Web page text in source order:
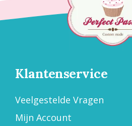
Klantenservice
Veelgestelde Vragen
Mijn Account